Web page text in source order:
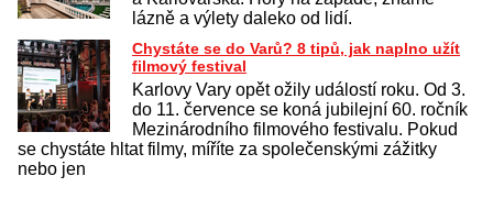
lázně a výlety daleko od lidí.
Chystáte se do Varů? 8 tipů, jak naplno užít
filmový festival
Karlovy Vary opět ožily událostí roku. Od 3.
do 11. července se koná jubilejní 60. ročník
Mezinárodního filmového festivalu. Pokud
se chystáte hltat filmy, míříte za společenskými zážitky
nebo jen